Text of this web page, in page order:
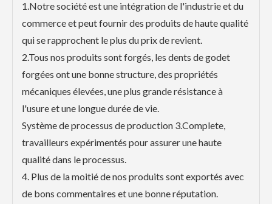
1.Notre société est une intégration de l'industrie et du
commerce et peut fournir des produits de haute qualité
qui se rapprochent le plus du prix de revient.
2.Tous nos produits sont forgés, les dents de godet
forgées ont une bonne structure, des propriétés
mécaniques élevées, une plus grande résistance à
l'usure et une longue durée de vie.
Système de processus de production 3.Complete,
travailleurs expérimentés pour assurer une haute
qualité dans le processus.
4. Plus de la moitié de nos produits sont exportés avec
de bons commentaires et une bonne réputation.